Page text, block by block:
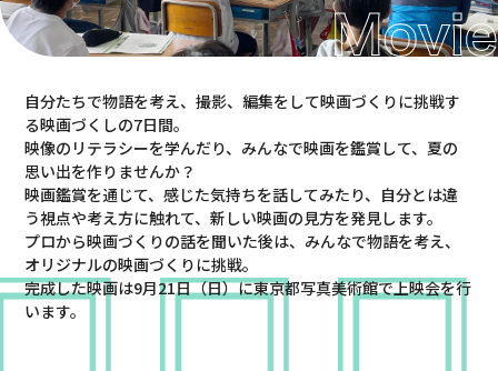
プライバシーポリシー
ウェブアクセシビリティ
Jp En やさしい日本語
©飯田耕治撮影：中島古英
提供：Museum Start あいうえの
自分たちで物語を考え、撮影、編集をして映画づくりに挑戦す
る映画づくしの7日間。
映像のリテラシーを学んだり、みんなで映画を鑑賞して、夏の
思い出を作りませんか？
映画鑑賞を通じて、感じた気持ちを話してみたり、自分とは違
う視点や考え方に触れて、新しい映画の見方を発見します。
プロから映画づくりの話を聞いた後は、みんなで物語を考え、
オリジナルの映画づくりに挑戦。
完成した映画は9月21日（日）に東京都写真美術館で上映会を行
います。